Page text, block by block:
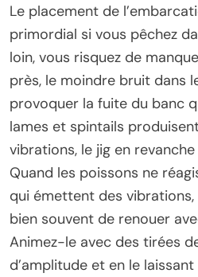
Le placement de
primordial si vous pêchez
loin, vous risquez de
près, le moindre bruit dans
provoquer la fuite du banc
lames et spintails
vibrations, le jig en
Quand les poissons ne
qui émettent des
bien souvent de renouer
Animez-le avec des tirées
d’amplitude et en le